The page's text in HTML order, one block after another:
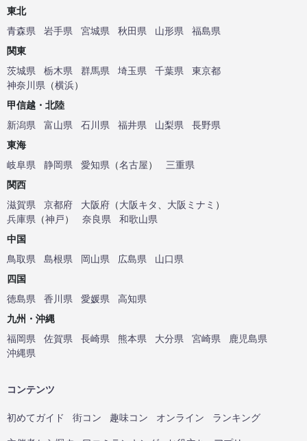
東北
青森県
岩手県 宮城県 秋田県 山形県
福島県
関東
茨城県
栃木県 群馬県 埼玉県 千葉県
東京都
神奈川県 （横浜）
甲信越・北陸
新潟県
富山県 石川県 福井県 山梨県
長野県
東海
岐阜県
静岡県 愛知県 （名古屋）
三重県
関西
滋賀県
京都府 大阪府 （大阪キタ 大阪ミナミ ）
兵庫県 （神戸） 奈良県
和歌山県
中国
鳥取県
島根県 岡山県 広島県
山口県
四国
徳島県
香川県 愛媛県
高知県
九州・沖縄
福岡県
佐賀県 長崎県 熊本県 大分県 宮崎県
鹿児島県
沖縄県
コンテンツ
初めてガイド 街コン 趣味コン オンライン ランキング